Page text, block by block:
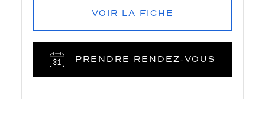
VOIR LA FICHE
PRENDRE RENDEZ‑VOUS